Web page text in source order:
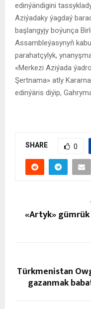
edinýändigini
Aziýadaky ýagdaý
başlangyjy boýunça
Assambleýasynyň
parahatçylyk,
«Merkezi Aziýada
Şertnama» atly
edinýäris diýip,
SHARE 0
«Artyk»
Türkmenistan
gazanmak